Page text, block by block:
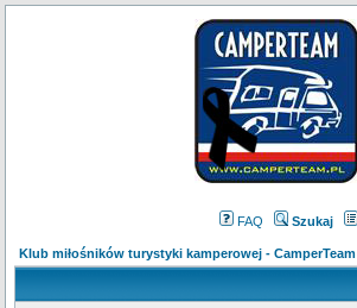
FAQ Szukaj
Klub miłośników turystyki kamperowej - CamperTeam